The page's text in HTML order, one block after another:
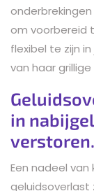
om voorbereid
flexibel te zijn
van haar
in
verstoren.
Een nadeel van
geluidsoverlast